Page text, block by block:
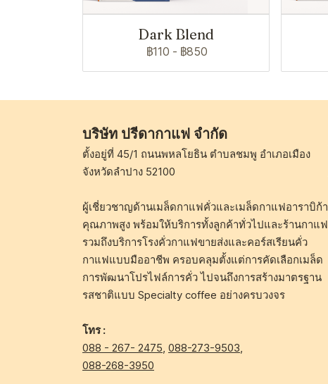
Dark Blend
฿110 - ฿850
บริษัท ปรีดากาแฟ จำกัด
ตั้งอยู่ที่ 45/1 ถนนพหลโยธิน ตำบลชมพู อำเภอเมือง
จังหวัดลำปาง 52100
ผู้เชี่ยวชาญด้านเมล็ดกาแฟคั่วและเมล็ดกาแฟอาราบิก้า
คุณภาพสูง พร้อมให้บริการทั้งลูกค้าทั่วไปและร้านกาแฟ
รวมถึงบริการโรงคั่วกาแฟขายส่งและคอร์สเรียนคั่ว
กาแฟแบบมืออาชีพ ครอบคลุมตั้งแต่การคัดเลือกเมล็ด
การพัฒนาโปรไฟล์การคั่ว ไปจนถึงการสร้างมาตรฐาน
รสชาติแบบ Specialty coffee อย่างครบวงจร
โทร :
088 - 267- 2475 088-273-9503
088-268-3950